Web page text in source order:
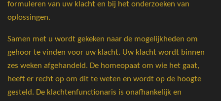
formuleren van uw klacht en bij het onderzoeken van
oplossingen.
Samen met u wordt gekeken naar de mogelijkheden om
gehoor te vinden voor uw klacht. Uw klacht wordt binnen
zes weken afgehandeld. De homeopaat om wie het gaat,
heeft er recht op om dit te weten en wordt op de hoogte
gesteld. De klachtenfunctionaris is onafhankelijk en